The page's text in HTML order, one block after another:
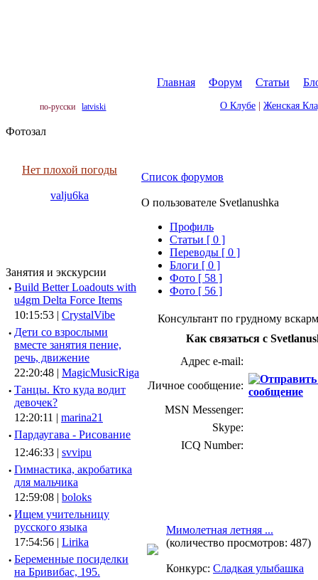
Главная Форум Статьи
по-русски latviski О Клубе Женская
Фотозал
Нет плохой погоды
valju6ka
Занятия и экскурсии
· Build Better Loadouts with
u4gm Delta Force Items
10:15:53 | CrystalVibe
· Дети со взрослыми
вместе занятия пение,
речь, движение
22:20:48 | MagicMusicRiga
· Танцы. Кто куда водит
девочек?
12:20:11 | marina21
· Пардаугава - Рисование
12:46:33 | svvipu
· Гимнастика, акробатика
для мальчика
12:59:08 | boloks
· Ищем учительницу
русского языка
17:54:56 | Lirika
· Беременные посиделки
на Бривибас, 195.
Список форумов
О пользователе Svetlanushka
Профиль
Cтатьи [ 0 ]
Переводы [ 0 ]
Блоги [ 0 ]
Фото [ 58 ]
Фото [ 56 ]
Консультант по грудному
Как связаться с
Адрес e-mail:
Личное сообщение:
MSN Messenger:
Skype:
ICQ Number:
Мимолетная летняя ...
(количество просмотров: 487)
Конкурс: Сладкая улыбашка